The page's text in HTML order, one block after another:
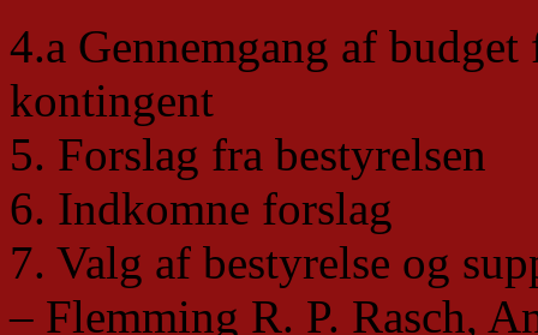
4.a Gennemgang af
kontingent
5. Forslag fra bestyrelsen
6. Indkomne forslag
7. Valg af bestyrelse og
– Flemming R. P. Rasch,